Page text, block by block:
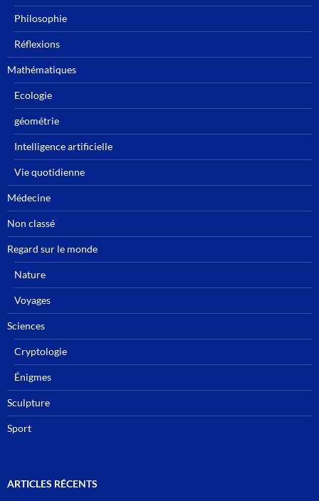
Philosophie
Réflexions
Mathématiques
Ecologie
géométrie
Intelligence artificielle
Vie quotidienne
Médecine
Non classé
Regard sur le monde
Nature
Voyages
Sciences
Cryptologie
Énigmes
Sculpture
Sport
ARTICLES RÉCENTS